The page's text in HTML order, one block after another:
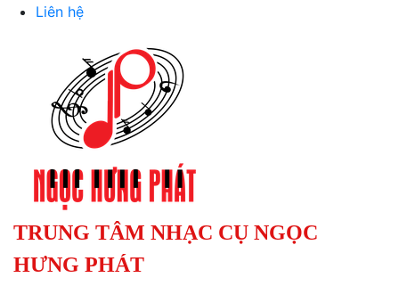
Liên hệ
TRUNG TÂM NHẠC CỤ NGỌC
HƯNG PHÁT